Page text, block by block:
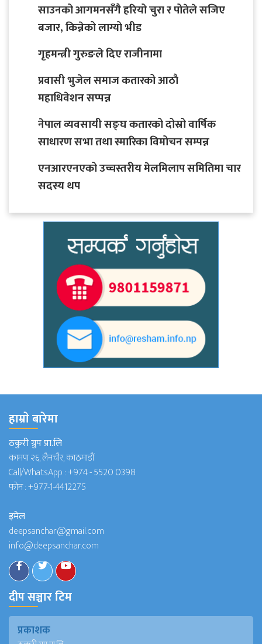
साउनको आगमनसँगै हरियो चुरा र पोतेले सजिए
बजार, किन्नेको लाग्यो भीड
गृहमन्त्री गुरुङले दिए राजीनामा
प्रवासी भुजेल समाज कतारको आठाै
महाधिवेशन सप्पन्न
नेपाल व्यवसायी सङ्घ कतारको दोस्रो वार्षिक
साधारण सभा तथा स्मारिका विमोचन सम्पन्न
एनआरएनएको उच्चस्तरीय मेलमिलाप समितिमा चार
सदस्य थप
हाम्राे बारेमा
ठकुरी ग्रुप प्रा.लि
कामपा २६, लैनचौर, काठमाडौं
Call/WhatsApp :+974 - 5520 0398
फोन :+977-1-4412275
इमेल
deepsanchar@gmail.com
info@deepsanchar.com
दीप सञ्चार टिम
प्रकाशक